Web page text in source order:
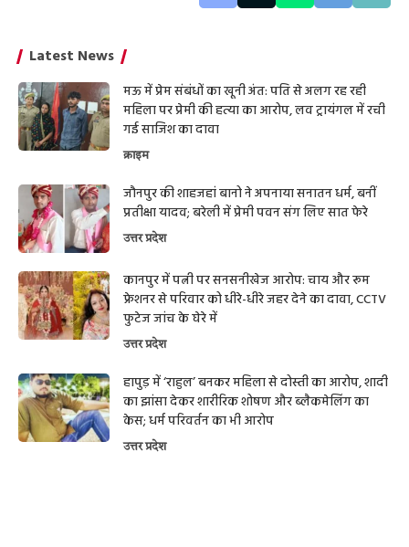
Latest News
मऊ में प्रेम संबंधों का खूनी अंत: पति से अलग रह रही
महिला पर प्रेमी की हत्या का आरोप, लव ट्रायंगल में रची
गई साजिश का दावा
क्राइम
जौनपुर की शाहजहां बानो ने अपनाया सनातन धर्म, बनीं
प्रतीक्षा यादव; बरेली में प्रेमी पवन संग लिए सात फेरे
उत्तर प्रदेश
कानपुर में पत्नी पर सनसनीखेज आरोप: चाय और रूम
फ्रेशनर से परिवार को धीरे-धीरे जहर देने का दावा, CCTV
फुटेज जांच के घेरे में
उत्तर प्रदेश
हापुड़ में ‘राहुल’ बनकर महिला से दोस्ती का आरोप, शादी
का झांसा देकर शारीरिक शोषण और ब्लैकमेलिंग का
केस; धर्म परिवर्तन का भी आरोप
उत्तर प्रदेश